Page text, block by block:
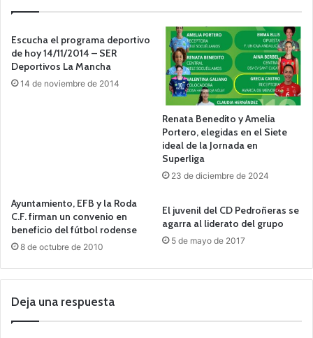
Escucha el programa deportivo
de hoy 14/11/2014 – SER
Deportivos La Mancha
14 de noviembre de 2014
Renata Benedito y Amelia
Portero, elegidas en el Siete
ideal de la Jornada en
Superliga
23 de diciembre de 2024
Ayuntamiento, EFB y la Roda
C.F. firman un convenio en
beneficio del fútbol rodense
8 de octubre de 2010
El juvenil del CD Pedroñeras se
agarra al liderato del grupo
5 de mayo de 2017
Deja una respuesta